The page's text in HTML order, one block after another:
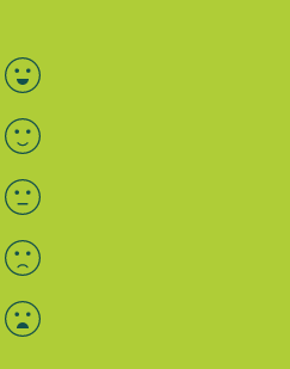
Bewertung auswählen